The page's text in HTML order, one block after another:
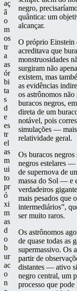
aç
ã
o
m
os
tr
a
as
ór
bi
ta
s
d
e
es
tr
el
as
m
ui
to
pr
ó
xi
m
as
d
o
b
ur
ac
o
n
negro,
quântica: um
alcançar.
O próprio Einstein
acreditava que
monstruosidades
surgiram não
existem, mas
as evidências
os astrônomos
buracos negros,
direta de um
notável, pois
simulações — mais
relatividade geral.
Os buracos
negros estelares —
de supernova de
massa do Sol — e
verdadeiros
mais pesados que
intermediários”,
ser muito raros.
Os astrônomos
de quase todas as
supermassivo. Os
partir de
distantes — ativo
negro central, um
processo que pode